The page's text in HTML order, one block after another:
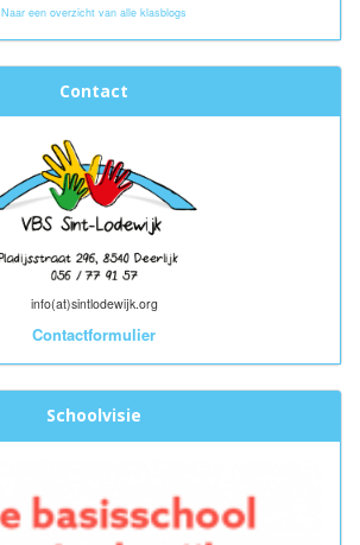
Naar een overzicht van alle klasblogs
Contact
info(at)sintlodewijk.org
Contactformulier
Schoolvisie